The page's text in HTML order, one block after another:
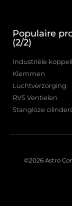
Populaire
(2/2)
Industriële
Klemmen
Luchtverzorging
RVS Ventielen
Stangloze
©2026 Astro